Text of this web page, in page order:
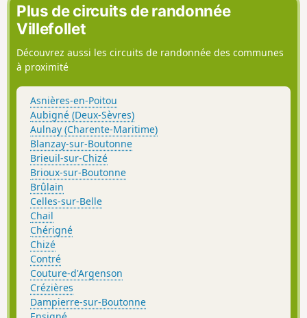
Plus de circuits de randonnée
Villefollet
Découvrez aussi les circuits de randonnée des communes
à proximité
Asnières-en-Poitou
Aubigné (Deux-Sèvres)
Aulnay (Charente-Maritime)
Blanzay-sur-Boutonne
Brieuil-sur-Chizé
Brioux-sur-Boutonne
Brûlain
Celles-sur-Belle
Chail
Chérigné
Chizé
Contré
Couture-d'Argenson
Crézières
Dampierre-sur-Boutonne